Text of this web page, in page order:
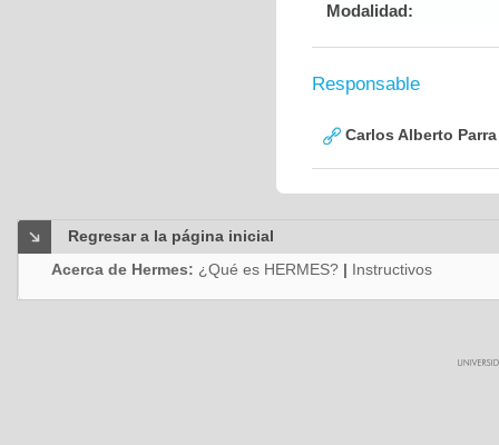
Modalidad:
Responsable
Carlos Alberto
Regresar a la página inicial
Acerca de Hermes: ¿Qué es HERMES? | Instructivos